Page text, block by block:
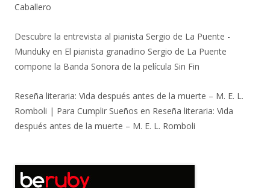
Caballero
Descubre la entrevista al pianista Sergio de La Puente -
Munduky en El pianista granadino Sergio de La Puente
compone la Banda Sonora de la película Sin Fin
Reseña literaria: Vida después antes de la muerte – M. E. L.
Romboli | Para Cumplir Sueños en Reseña literaria: Vida
después antes de la muerte – M. E. L. Romboli